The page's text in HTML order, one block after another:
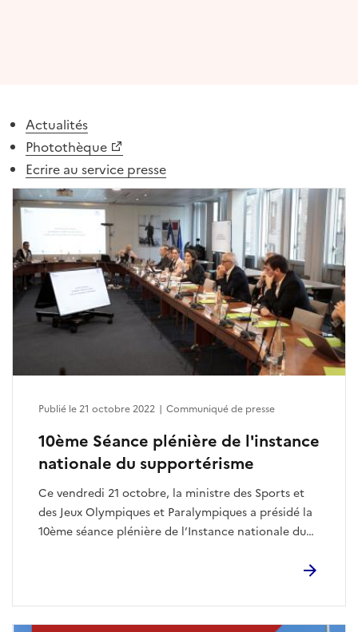
Actualités
Photothèque
Ecrire au service presse
10ème Séance plénière de l'instance
nationale du supportérisme
Ce vendredi 21 octobre, la ministre des Sports et
des Jeux Olympiques et Paralympiques a présidé la
10ème séance plénière de l’Instance nationale du
Publié le 21 octobre 2022 | Communiqué de presse